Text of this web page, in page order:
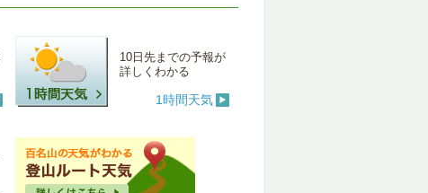
10日先までの予報が
詳しくわかる
1時間天気